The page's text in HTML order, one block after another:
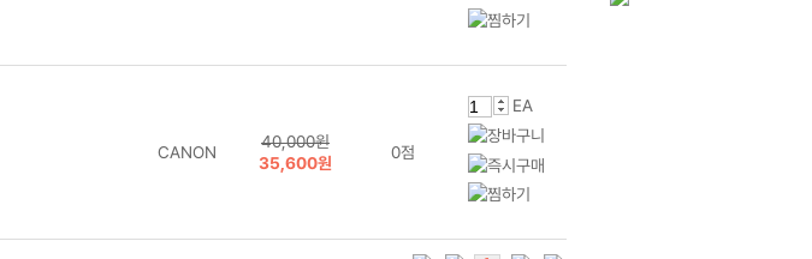
CANON
40,000원
35,600원
0점
EA